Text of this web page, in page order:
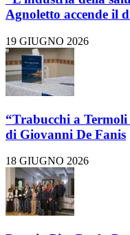
Agnoletto accende il
19 GIUGNO 2026
“Trabucchi a
di Giovanni De Fanis
18 GIUGNO 2026